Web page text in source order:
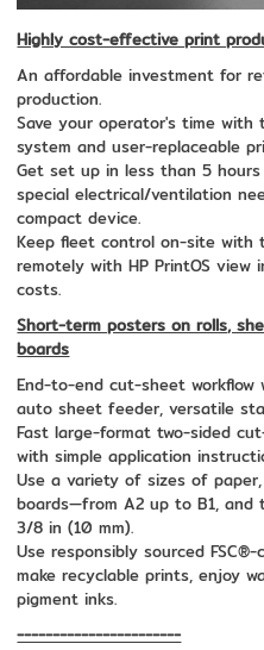
Highly cost-effective print
An affordable investment for
production.
Save your operator's time with
system and user-replaceable
Get set up in less than 5
special electrical/ventilation
compact device.
Keep fleet control on-site with
remotely with HP PrintOS view
costs.
Short-term posters on rolls,
boards
End-to-end cut-sheet
auto sheet feeder, versatile
Fast large-format two-sided
with simple application
Use a variety of sizes of
boards—from A2 up to B1, and
3/8 in (10 mm).
Use responsibly sourced
make recyclable prints, enjoy
pigment inks.
-----------------------